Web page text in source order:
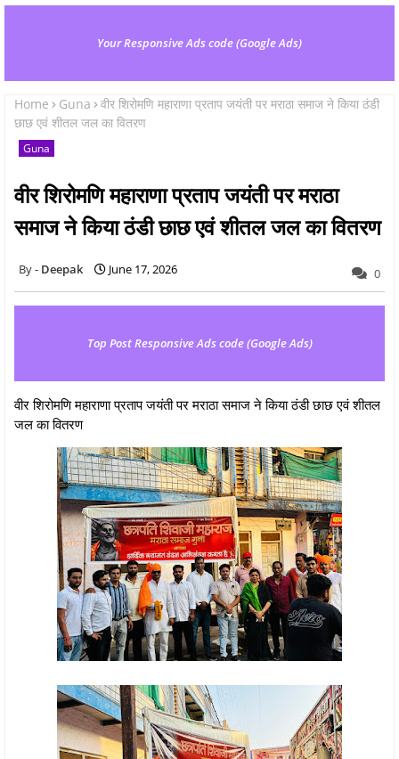
Your Responsive Ads code (Google Ads)
Home Guna
वीर शिरोमणि महाराणा प्रताप जयंती पर मराठा समाज ने किया ठंडी
छाछ एवं शीतल जल का वितरण
Guna
वीर शिरोमणि महाराणा प्रताप जयंती पर मराठा
समाज ने किया ठंडी छाछ एवं शीतल जल का वितरण
Deepak June 17, 2026 0
Top Post Responsive Ads code (Google Ads)
वीर शिरोमणि महाराणा प्रताप जयंती पर मराठा समाज ने किया ठंडी छाछ एवं शीतल
जल का वितरण